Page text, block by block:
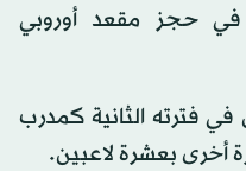
في حجز مقعد أوروبي
في فترته الثانية كمدرب
أخرى بعشرة لاعبين.